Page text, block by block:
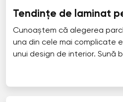
Tendințe de laminat
Cunoaștem că alegerea
una din cele mai complicate
unui design de interior. Sună